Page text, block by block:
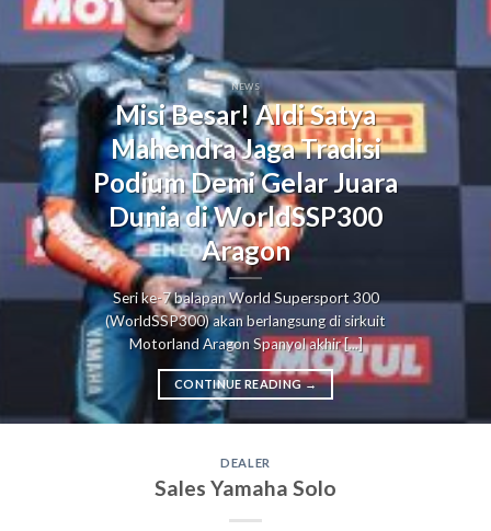
NEWS
Misi Besar! Aldi Satya
Mahendra Jaga Tradisi
Podium Demi Gelar Juara
Dunia di WorldSSP300
Aragon
Seri ke-7 balapan World Supersport 300
(WorldSSP300) akan berlangsung di sirkuit
Motorland Aragon Spanyol akhir [...]
CONTINUE READING→
DEALER
Sales Yamaha Solo